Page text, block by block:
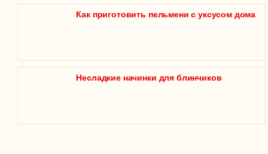
Как приготовить пельмени с уксусом дома
Несладкие начинки для блинчиков